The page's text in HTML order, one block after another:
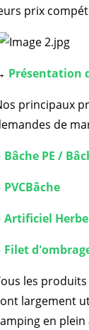
prix
Présentation
principaux
de
Bâche PE /
PVCBâche
Artificiel Herbe
Filet
les
largement
en